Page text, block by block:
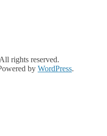
rights reserved.
by WordPress.